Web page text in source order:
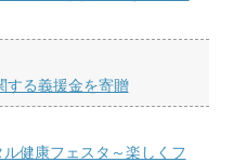
する義援金を寄贈
健康フェスタ～楽しくフ